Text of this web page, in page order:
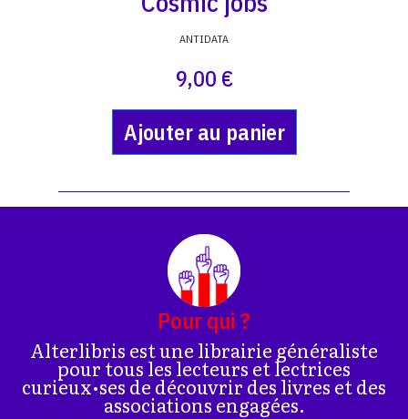
ANTIDATA
9,00 €
Ajouter au panier
Pour qui ?
Alterlibris est une librairie généraliste
pour tous les lecteurs et lectrices
curieux•ses de découvrir des livres et des
associations engagées.